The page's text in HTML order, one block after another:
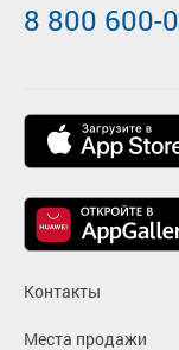
Контакты
Места продажи
8 800 600-